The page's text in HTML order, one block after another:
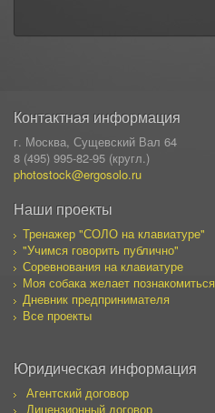
Контактная информация
г. Москва, Сущевский Вал 64
8 (495) 995-82-95 (кругл.)
photostock@ergosolo.ru
Наши проекты
Тренажер "СОЛО на клавиатуре"
"Учимся говорить публично"
Соревнования на клавиатуре
Моя собака желает познакомиться
Дневник предпринимателя
Все проекты
Юридическая информация
Агентский договор
Лицензионный договор